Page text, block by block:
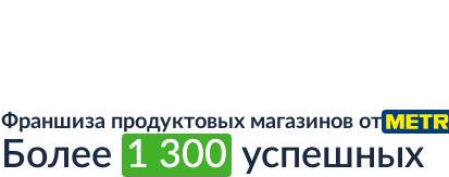
Франшиза продуктовых магазинов от
Более 1 300 успешных